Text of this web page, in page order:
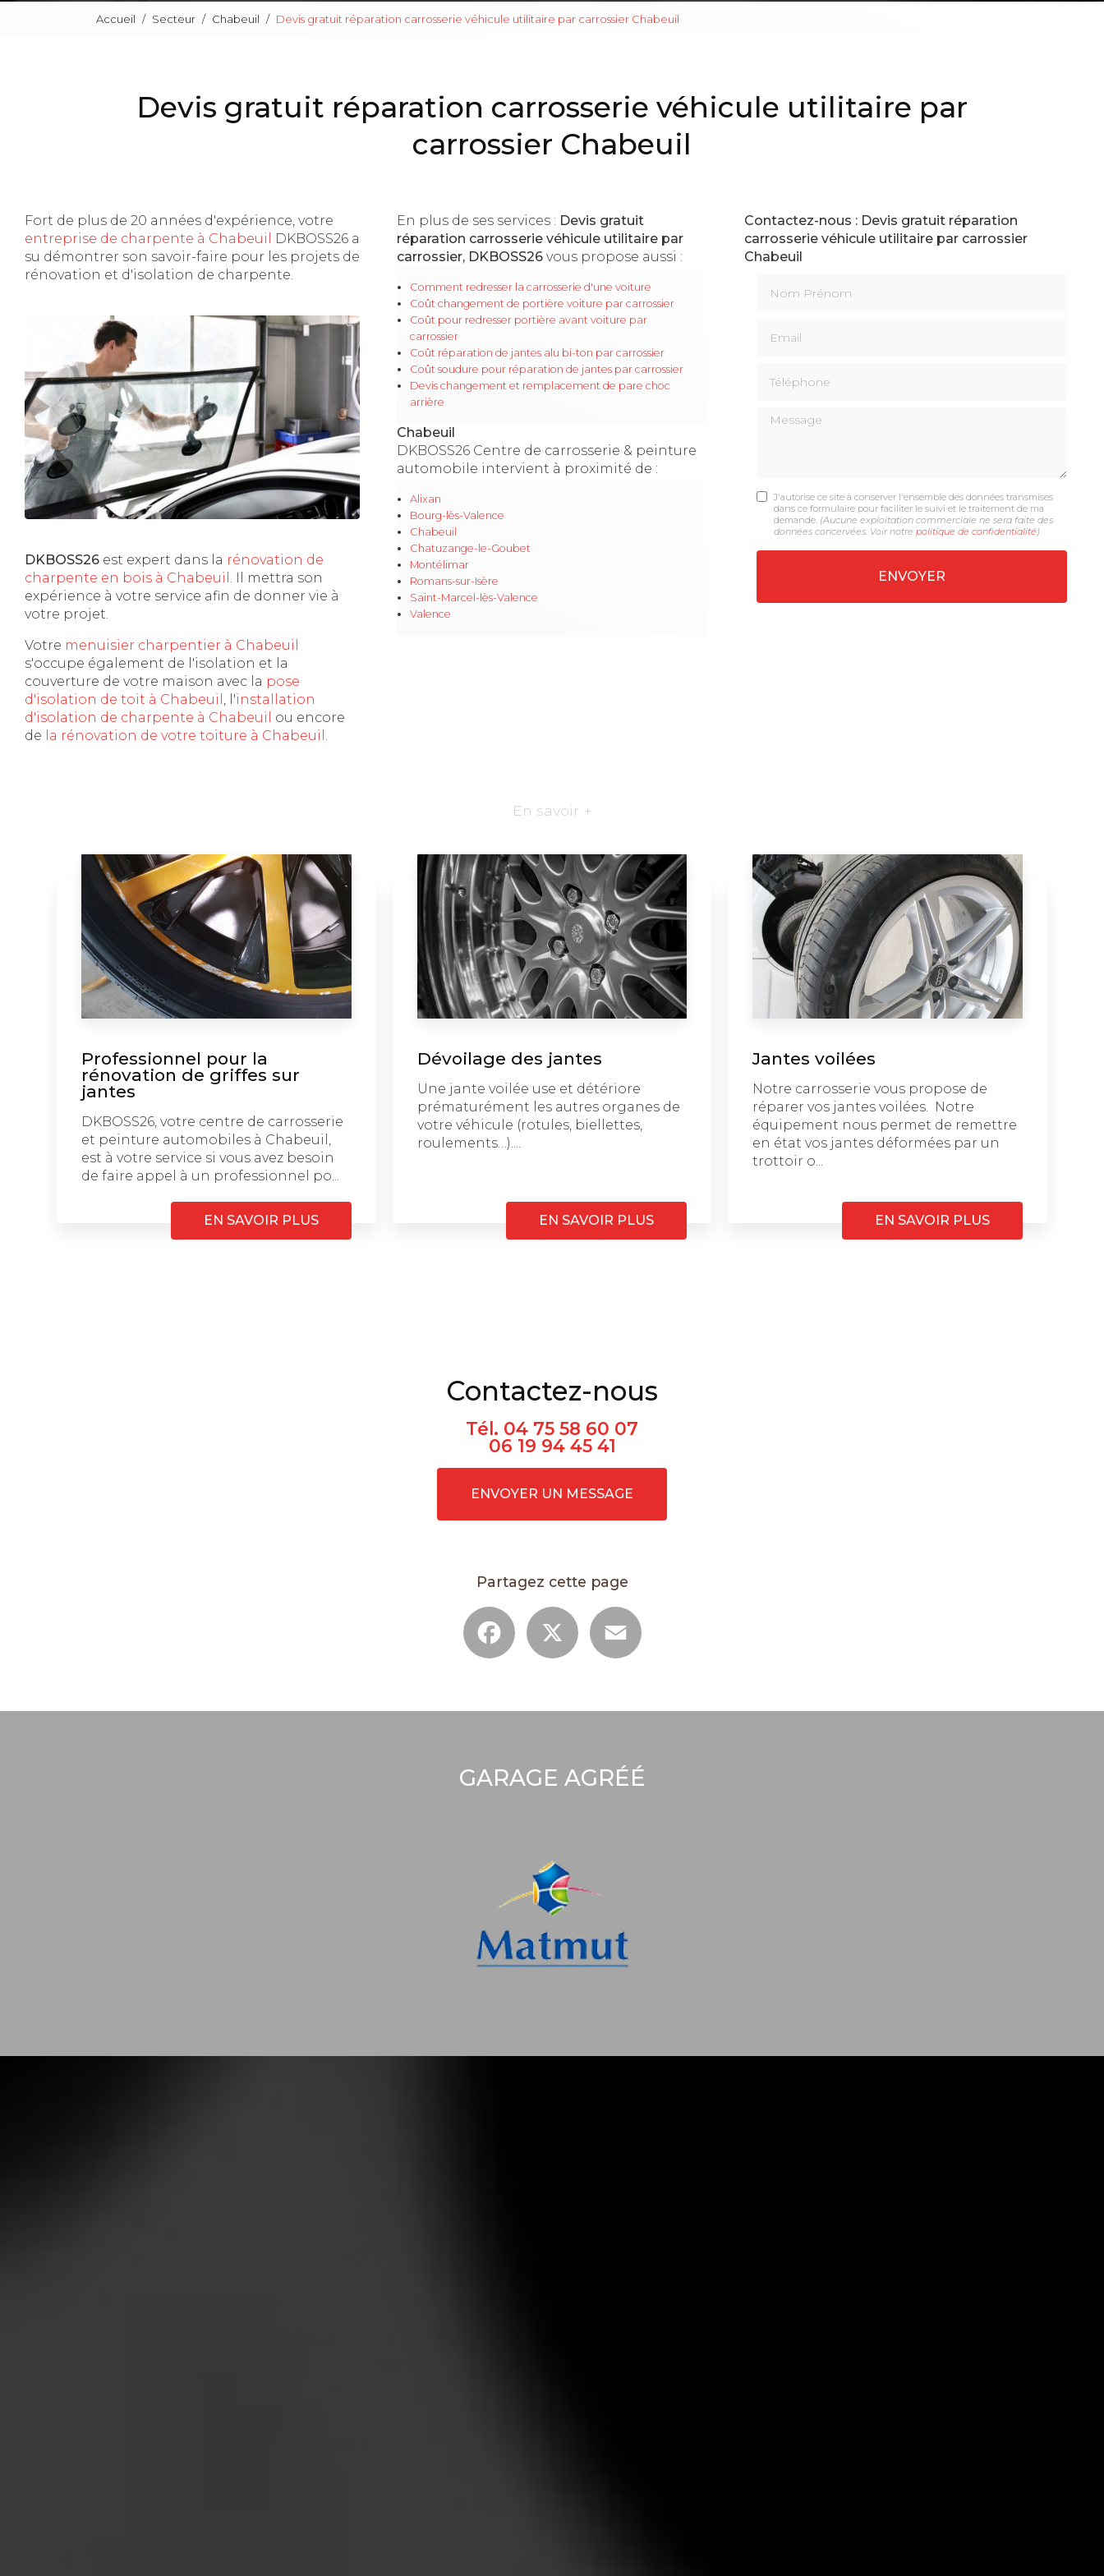
Accueil Secteur Chabeuil Devis gratuit réparation carrosserie véhicule utilitaire par carrossier Chabeuil
Devis gratuit réparation carrosserie véhicule utilitaire par
carrossier Chabeuil
Fort de plus de 20 années d'expérience, votre
entreprise de charpente à Chabeuil
DKBOSS26 a
su démontrer son savoir-faire pour les projets de
rénovation et d'isolation de charpente.
DKBOSS26 est expert dans la rénovation de
charpente en bois à Chabeuil
. Il mettra son
expérience à votre service afin de donner vie à
votre projet.
Votre menuisier charpentier à Chabeuil
s'occupe également de l'isolation et la
couverture de votre maison avec la pose
d'isolation de toit à Chabeuil
, l'installation
d'isolation de charpente à Chabeuil
ou encore
de la rénovation de votre toiture à Chabeuil
En plus de ses services : Devis gratuit
réparation carrosserie véhicule utilitaire par
carrossier, DKBOSS26vous propose aussi :
Comment redresser la carrosserie d'une voiture
Coût changement de portière voiture par carrossier
Coût pour redresser portière avant voiture par
carrossier
Coût réparation de jantes alu bi-ton par carrossier
Coût soudure pour réparation de jantes par carrossier
Devis changement et remplacement de pare choc
arrière
Chabeuil
DKBOSS26 Centre de carrosserie & peinture
automobile intervient à proximité de :
Alixan
Bourg-lès-Valence
Chabeuil
Chatuzange-le-Goubet
Montélimar
Romans-sur-Isère
Saint-Marcel-lès-Valence
Valence
Contactez-nous : Devis gratuit réparation
carrosserie véhicule utilitaire par carrossier
Chabeuil
Message
J'autorise ce site à conserver l'ensemble des données transmises
dans ce formulaire pour faciliter le suivi et le traitement de ma
demande. (Aucune exploitation commerciale ne sera faite des
données concervées. Voir notre politique de confidentialité )
En savoir +
Professionnel pour la
rénovation de griffes sur
jantes
DKBOSS26, votre centre de carrosserie
et peinture automobiles à Chabeuil,
est à votre service si vous avez besoin
de faire appel à un professionnel po...
EN SAVOIR PLUS
Dévoilage des jantes
Une jante voilée use et détériore
prématurément les autres organes de
votre véhicule (rotules, biellettes,
roulements…)....
EN SAVOIR PLUS
Jantes voilées
Notre carrosserie vous propose de
réparer vos jantes voilées. Notre
équipement nous permet de remettre
en état vos jantes déformées par un
trottoir o...
EN SAVOIR PLUS
Contactez-nous
Tél. 04 75 58 60 07
06 19 94 45 41
ENVOYER UN MESSAGE
Partagez cette page
Facebook
GARAGE AGRÉÉ